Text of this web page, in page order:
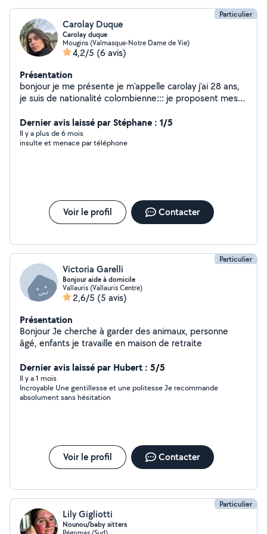
Particulier
Carolay Duque
Carolay duque
Mougins (Valmasque-Notre Dame de Vie)
4,2/5 (6 avis)
Présentation
bonjour je me présente je m'appelle carolay j'ai 28 ans,
je suis de nationalité colombienne::: je proposent mes
sérieuse motivée et discrète a l'entretien de votre
maison
Dernier avis laissé par Stéphane : 1/5
Il y a plus de 6 mois
insulte et menace par téléphone
Voir le profil Contacter
Particulier
Victoria Garelli
Bonjour aide à domicile
Vallauris (Vallauris Centre)
2,6/5 (5 avis)
Présentation
Bonjour Je cherche à garder des animaux, personne
âgé, enfants je travaille en maison de retraite
Dernier avis laissé par Hubert : 5/5
Il y a 1 mois
Incroyable Une gentillesse et une politesse Je recommande
absolument sans hésitation
Voir le profil Contacter
Particulier
Lily Gigliotti
Nounou/baby sitters